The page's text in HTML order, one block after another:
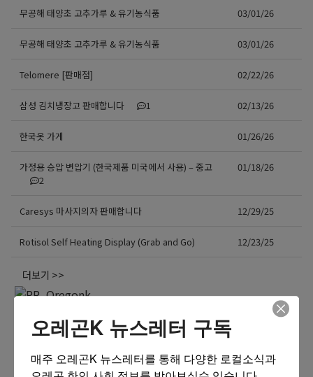
무공해 태양초 고추가루 & 유기농식품 03/01/26
무공해 태양초 고추가루 & 유기농식품 03/01/26
Telomere [판매점] 02/22/26
삼성 김치냉장고 판매합니다 1 02/13/26
한국옷 가게 01/26/26
가정용 승압 변압기 (한국제품 미국에서 사용) – 중고
2
01/18/26
Caresys 마사지의자 판매합니다 12/29/25
Rotisol Self Heating Display (Grab and Go) 12/23/25
더보기 >>
오레곤K 뉴스레터 구독
매주 오레곤K 뉴스레터를 통해 다양한 로컬소식과